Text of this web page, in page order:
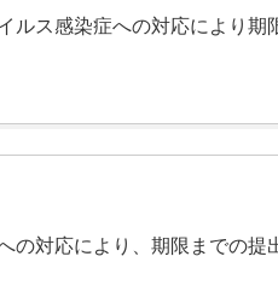
ルス感染症への対応により
の対応により、期限までの